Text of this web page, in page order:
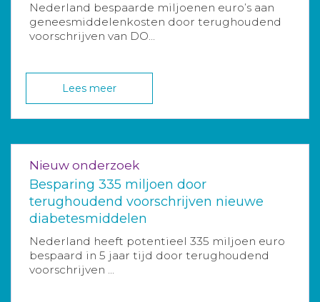
Nederland bespaarde miljoenen euro’s aan
geneesmiddelenkosten door terughoudend
voorschrijven van DO...
Lees meer
Nieuw onderzoek
Besparing 335 miljoen door
terughoudend voorschrijven nieuwe
diabetesmiddelen
Nederland heeft potentieel 335 miljoen euro
bespaard in 5 jaar tijd door terughoudend
voorschrijven ...